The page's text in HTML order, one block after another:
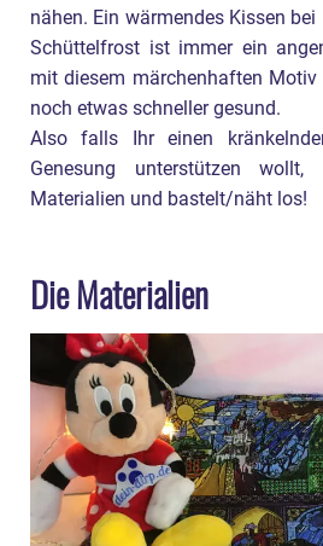
nähen. Ein wärmendes Kissen
Schüttelfrost ist immer ein
mit diesem märchenhaften
noch etwas schneller gesund.
Also falls Ihr einen
Genesung unterstützen
Materialien und bastelt/näht los!
Die Materialien